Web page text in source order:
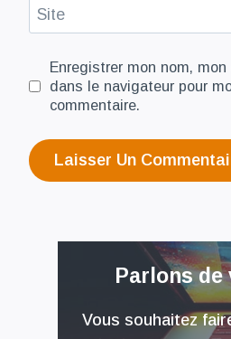
Site
Enregistrer mon nom,
dans le navigateur pour
commentaire.
Parlons de
Vous souhaitez